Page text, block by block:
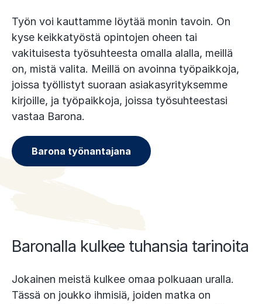
Työn voi kauttamme löytää monin tavoin. On
kyse keikkatyöstä opintojen oheen tai
vakituisesta työsuhteesta omalla alalla, meillä
on, mistä valita. Meillä on avoinna työpaikkoja,
joissa työllistyt suoraan asiakasyrityksemme
kirjoille, ja työpaikkoja, joissa työsuhteestasi
vastaa Barona.
Barona työnantajana
Baronalla kulkee tuhansia tarinoita
Jokainen meistä kulkee omaa polkuaan uralla.
Tässä on joukko ihmisiä, joiden matka on